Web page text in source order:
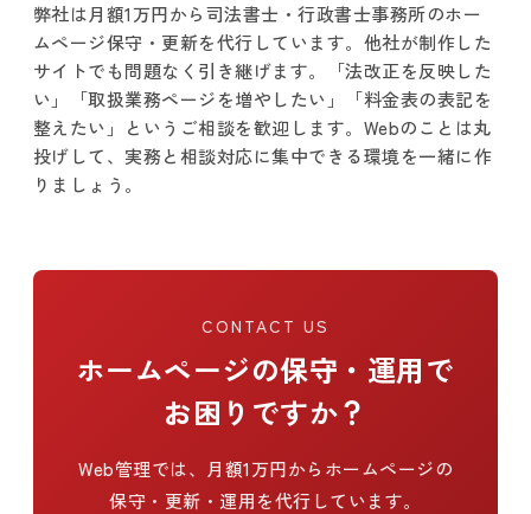
弊社は月額1万円から司法書士・行政書士事務所のホー
ムページ保守・更新を代行しています。他社が制作した
サイトでも問題なく引き継げます。「法改正を反映した
い」「取扱業務ページを増やしたい」「料金表の表記を
整えたい」というご相談を歓迎します。Webのことは丸
投げして、実務と相談対応に集中できる環境を一緒に作
りましょう。
CONTACT US
ホームページの保守・運用で
お困りですか？
Web管理では、月額1万円からホームページの
保守・更新・運用を代行しています。